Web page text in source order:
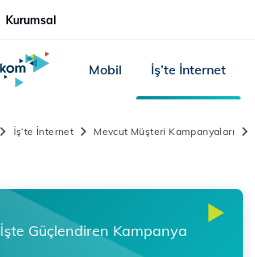
Kurumsal
Mobil İş’te İnternet
İş’te İnternet Mevcut Müşteri Kampanyaları
İşte Güçlendiren Kampanya